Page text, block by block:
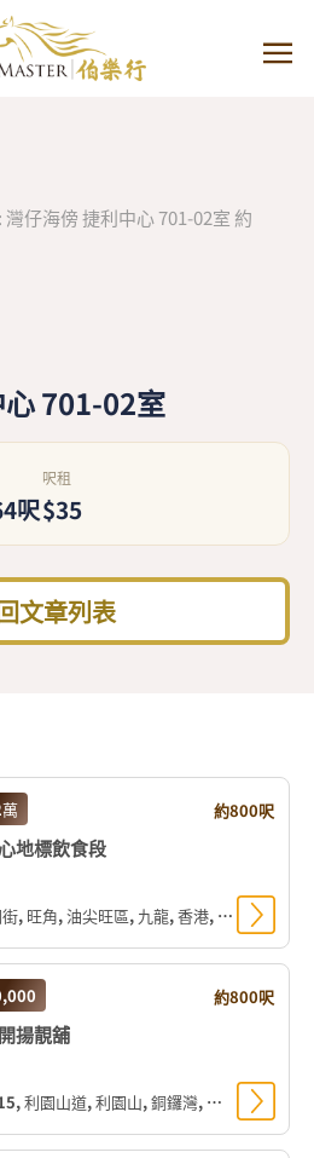
仔海傍 捷利中心 701-02室 約
701-02室
呎
呎租
$35
文章列表
萬 約800呎
地標飲食段
, 旺角, 油尖旺區, 九龍, 香港, 中国
約800呎
揚靚舖
園山道, 利園山, 銅鑼灣, 灣仔區, 香港島, 香港, 中国